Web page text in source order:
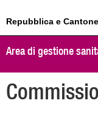
Repubblica e
Area di gestione